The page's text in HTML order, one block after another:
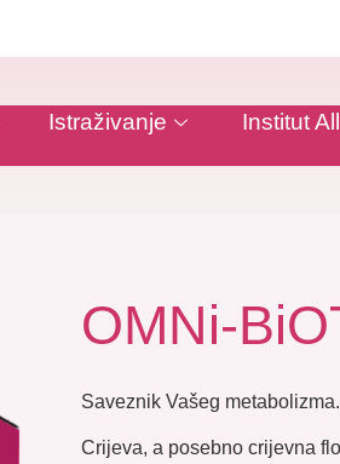
Istraživanje
Institut
OMNi-
Saveznik Vašeg metabolizma.
Crijeva, a posebno crijevna